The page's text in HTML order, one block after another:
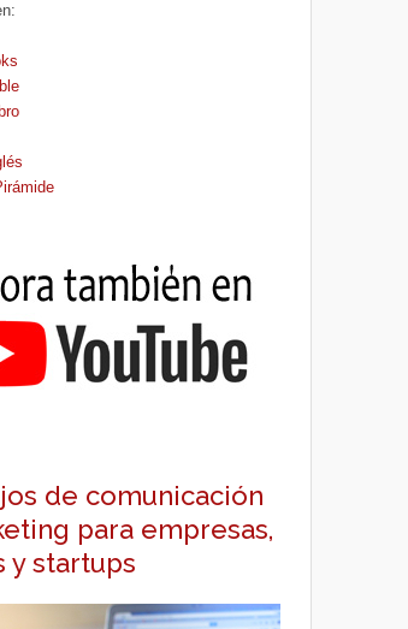
de comunicación
para empresas,
y startups